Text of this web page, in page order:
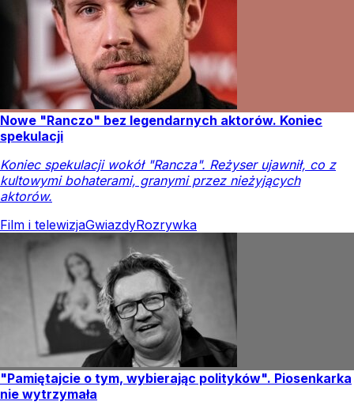
Nowe "Ranczo" bez legendarnych aktorów. Koniec
spekulacji
Koniec spekulacji wokół "Rancza". Reżyser ujawnił, co z
kultowymi bohaterami, granymi przez nieżyjących
aktorów.
Film i telewizjaGwiazdyRozrywka
"Pamiętajcie o tym, wybierając polityków". Piosenkarka
nie wytrzymała